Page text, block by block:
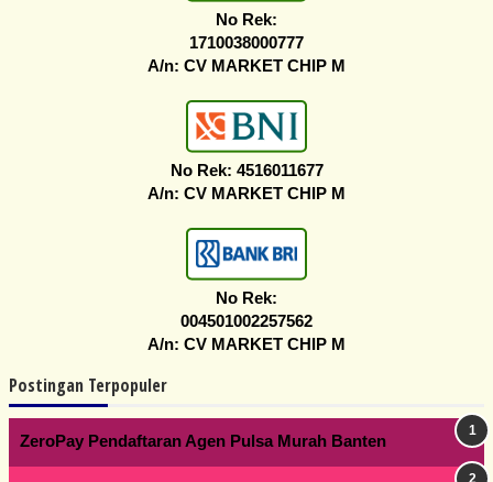
No Rek:
1710038000777
A/n: CV MARKET CHIP M
No Rek: 4516011677
A/n: CV MARKET CHIP M
No Rek:
004501002257562
A/n: CV MARKET CHIP M
Postingan Terpopuler
ZeroPay Pendaftaran Agen Pulsa Murah Banten